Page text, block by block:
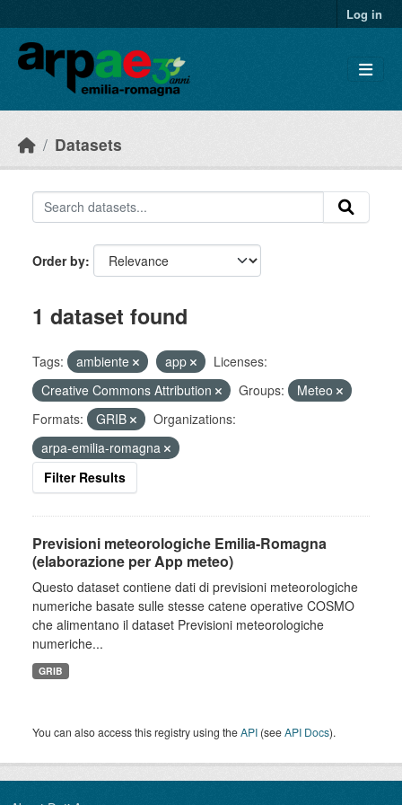
Log in
Datasets
Order by
1 dataset found
Tags: ambiente app
Licenses:
Creative Commons Attribution
Groups:
Meteo
Formats:
GRIB
Organizations:
arpa-emilia-romagna
Filter Results
Previsioni meteorologiche Emilia-Romagna
(elaborazione per App meteo)
Questo dataset contiene dati di previsioni meteorologiche
numeriche basate sulle stesse catene operative COSMO
che alimentano il dataset Previsioni meteorologiche
numeriche...
GRIB
You can also access this registry using theAPI (seeAPI Docs).